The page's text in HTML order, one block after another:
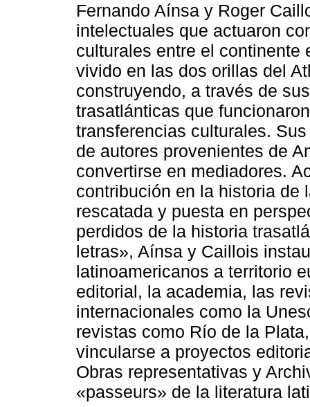
Fernando Aínsa y Roger
intelectuales que actuaron
culturales entre el continente
vivido en las dos orillas del
construyendo, a través de
trasatlánticas que
transferencias culturales.
de autores provenientes de
convertirse en mediadores.
contribución en la historia de
rescatada y puesta en
perdidos de la historia
letras», Aínsa y Caillois
latinoamericanos a territorio
editorial, la academia, las
internacionales como la
revistas como Río de la
vincularse a proyectos
Obras representativas y
«passeurs» de la literatura